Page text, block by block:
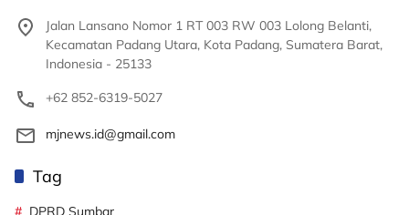
Jalan Lansano Nomor 1 RT 003 RW 003 Lolong Belanti,
Kecamatan Padang Utara, Kota Padang, Sumatera Barat,
Indonesia - 25133
+62 852-6319-5027
mjnews.id@gmail.com
Tag
DPRD Sumbar